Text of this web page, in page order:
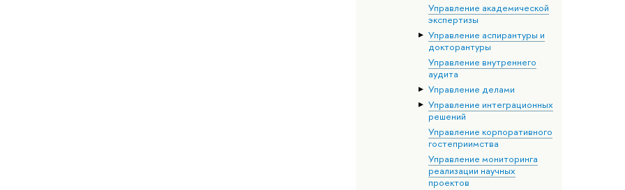
Управление академической
экспертизы
Управление аспирантуры и
докторантуры
Управление внутреннего
аудита
Управление делами
Управление интеграционных
решений
Управление корпоративного
гостеприимства
Управление мониторинга
реализации научных
проектов